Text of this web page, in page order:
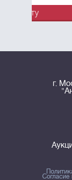
г.